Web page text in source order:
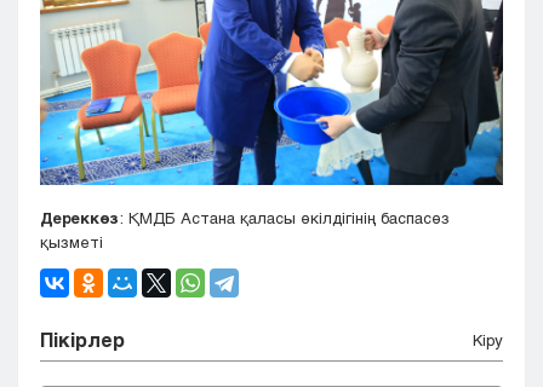
Дереккөз: ҚМДБ Астана қаласы өкілдігінің баспасөз
қызметі
Пікірлер Кіру